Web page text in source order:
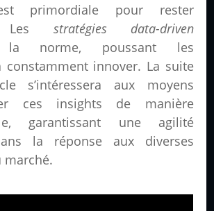
primordiale pour rester
Les stratégies data-driven
la norme, poussant les
constamment innover. La suite
s’intéressera aux moyens
ces insights de manière
garantissant une agilité
la réponse aux diverses